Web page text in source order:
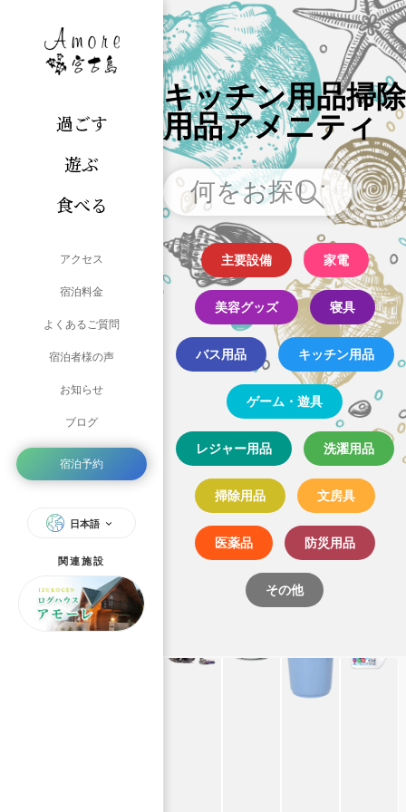
過ごす
遊ぶ
食べる
アクセス
宿泊料金
よくあるご質問
宿泊者様の声
お知らせ
ブログ
宿泊予約
日本語
関連施設
キッチン用品掃除
用品アメニティ
主要設備 家電
美容グッズ 寝具
バス用品 キッチン用品
ゲーム・遊具
レジャー用品 洗濯用品
掃除用品 文房具
医薬品 防災用品
その他